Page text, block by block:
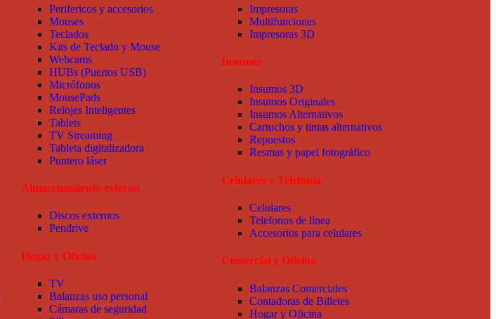
Perifericos y accesorios
Mouses
Teclados
Kits de Teclado y Mouse
Webcams
HUBs (Puertos USB)
Micrófonos
MousePads
Relojes Inteligentes
Tablets
TV Streaming
Tableta digitalizadora
Puntero láser
Almacenamiento externo
Discos externos
Pendrive
Hogar y Oficina
TV
Balanzas uso personal
Cámaras de seguridad
Impresoras
Multifunciones
Impresoras 3D
Insumos
Insumos 3D
Insumos Originales
Insumos Alternativos
Cartuchos y tintas alternativos
Repuestos
Resmas y papel fotográfico
Celulares y Telefonía
Celulares
Telefonos de línea
Accesorios para celulares
Comercial y Oficina
Balanzas Comerciales
Contadoras de Billetes
Hogar y Oficina